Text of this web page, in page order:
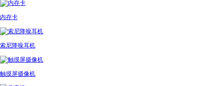
内存卡
索尼降噪耳机
触摸屏摄像机